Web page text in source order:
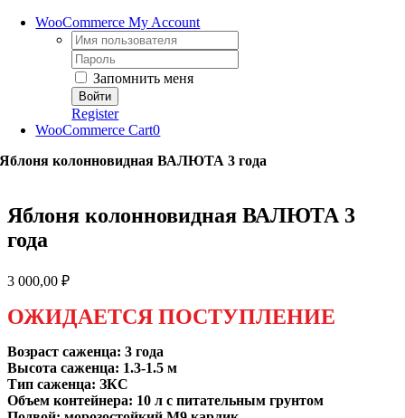
WooCommerce My Account
Username:
Password:
Запомнить меня
Register
WooCommerce Cart0
Яблоня колонновидная ВАЛЮТА 3 года
Яблоня колонновидная ВАЛЮТА 3
года
3 000,00 ₽
ОЖИДАЕТСЯ ПОСТУПЛЕНИЕ
Возраст саженца: 3 года
Высота саженца: 1.3-1.5 м
Тип саженца: ЗКС
Объем контейнера: 10 л с питательным грунтом